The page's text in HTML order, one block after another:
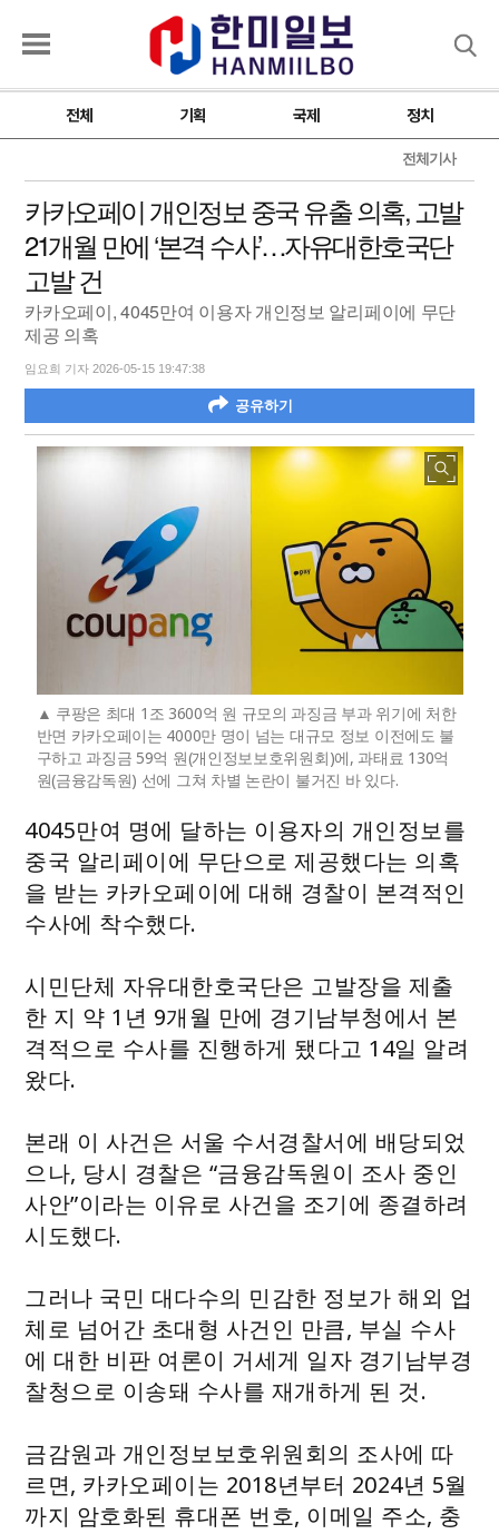
전체 기획 국제 정치
전체기사
카카오페이 개인정보 중국 유출 의혹, 고발
21개월 만에 ‘본격 수사’…자유대한호국단
고발 건
카카오페이, 4045만여 이용자 개인정보 알리페이에 무단
제공 의혹
임요희 기자 2026-05-15 19:47:38
공유하기
쿠팡은 최대 1조 3600억 원 규모의 과징금 부과 위기에 처한
반면 카카오페이는 4000만 명이 넘는 대규모 정보 이전에도 불
구하고 과징금 59억 원(개인정보보호위원회)에, 과태료 130억
원(금융감독원) 선에 그쳐 차별 논란이 불거진 바 있다.
4045만여 명에 달하는 이용자의 개인정보를
중국 알리페이에 무단으로 제공했다는 의혹
을 받는 카카오페이에 대해 경찰이 본격적인
수사에 착수했다.
시민단체 자유대한호국단은 고발장을 제출
한 지 약 1년 9개월 만에 경기남부청에서 본
격적으로 수사를 진행하게 됐다고 14일 알려
왔다.
본래 이 사건은 서울 수서경찰서에 배당되었
으나, 당시 경찰은 “금융감독원이 조사 중인
사안”이라는 이유로 사건을 조기에 종결하려
시도했다.
그러나 국민 대다수의 민감한 정보가 해외 업
체로 넘어간 초대형 사건인 만큼, 부실 수사
에 대한 비판 여론이 거세게 일자 경기남부경
찰청으로 이송돼 수사를 재개하게 된 것.
금감원과 개인정보보호위원회의 조사에 따
르면, 카카오페이는 2018년부터 2024년 5월
까지 암호화된 휴대폰 번호, 이메일 주소, 충